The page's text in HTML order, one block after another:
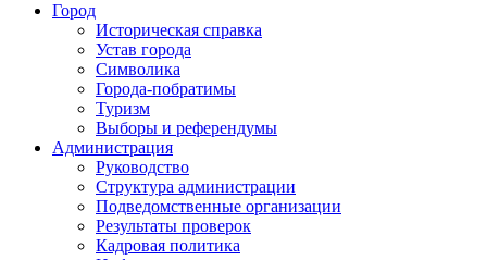
Город
Историческая справка
Устав города
Символика
Города-побратимы
Туризм
Выборы и референдумы
Администрация
Руководство
Структура администрации
Подведомственные организации
Результаты проверок
Кадровая политика